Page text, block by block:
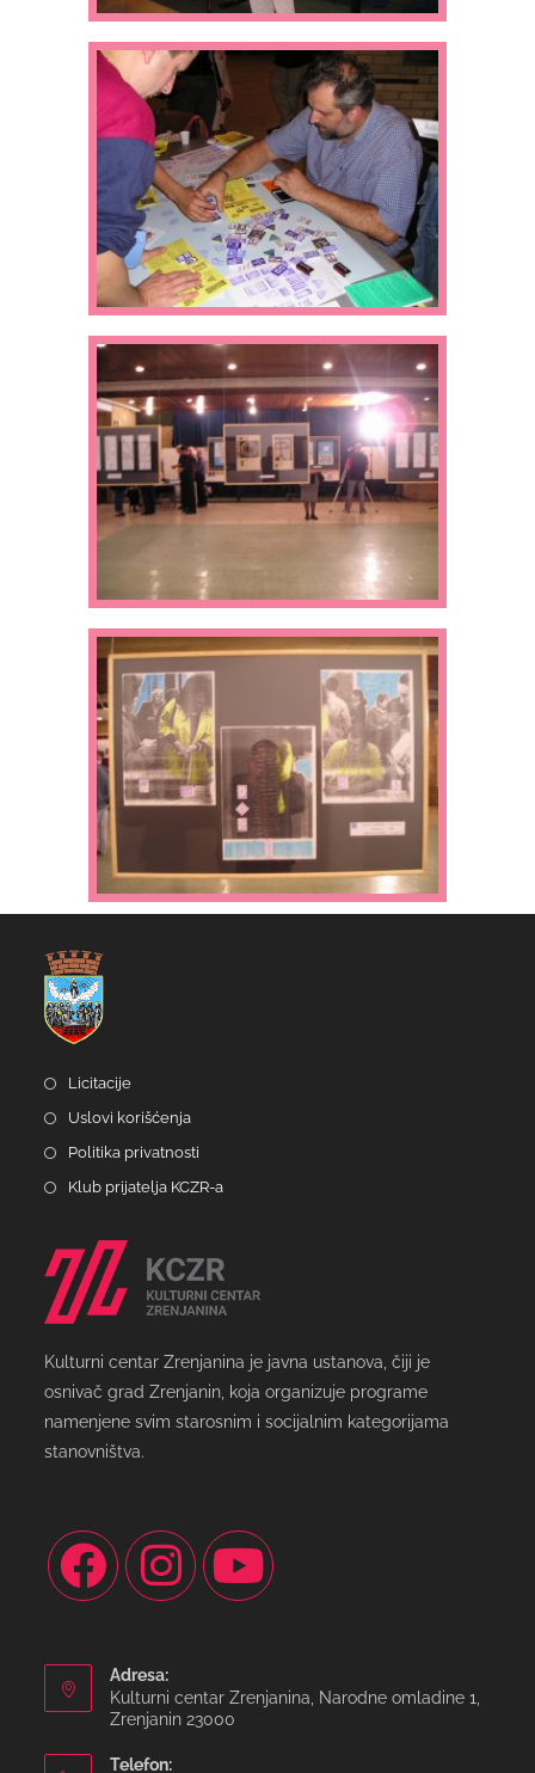
Licitacije
Uslovi korišćenja
Politika privatnosti
Klub prijatelja KCZR-a
Kulturni centar Zrenjanina je javna ustanova, čiji je
osnivač grad Zrenjanin, koja organizuje programe
namenjene svim starosnim i socijalnim kategorijama
stanovništva.
Adresa:
Kulturni centar Zrenjanina, Narodne omladine 1,
Zrenjanin 23000
Telefon: